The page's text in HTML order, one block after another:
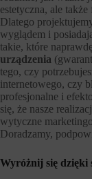
estetyczna, ale
Dlatego
wyglądem i
takie, które
urządzenia
tego, czy
internetowego, czy
profesjonalne i
się, że nasze
wytyczne
Doradzamy,
Wyróżnij się dzięki